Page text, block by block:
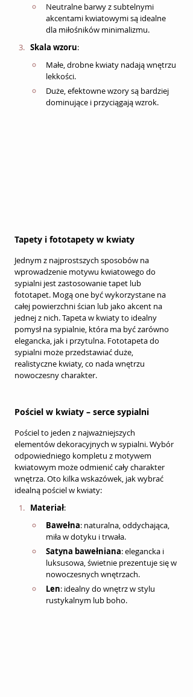
Neutralne barwy z subtelnymi
akcentami kwiatowymi są idealne
dla miłośników minimalizmu.
Skala wzoru:
Małe, drobne kwiaty nadają wnętrzu
lekkości.
Duże, efektowne wzory są bardziej
dominujące i przyciągają wzrok.
Tapety i fototapety w kwiaty
Jednym z najprostszych sposobów na
wprowadzenie motywu kwiatowego do
sypialni jest zastosowanie tapet lub
fototapet. Mogą one być wykorzystane na
całej powierzchni ścian lub jako akcent na
jednej z nich. Tapeta w kwiaty to idealny
pomysł na sypialnie, która ma być zarówno
elegancka, jak i przytulna. Fototapeta do
sypialni może przedstawiać duże,
realistyczne kwiaty, co nada wnętrzu
nowoczesny charakter.
Pościel w kwiaty – serce sypialni
Pościel to jeden z najważniejszych
elementów dekoracyjnych w sypialni. Wybór
odpowiedniego kompletu z motywem
kwiatowym może odmienić cały charakter
wnętrza. Oto kilka wskazówek, jak wybrać
idealną pościel w kwiaty:
Materiał:
Bawełna: naturalna, oddychająca,
miła w dotyku i trwała.
Satyna bawełniana: elegancka i
luksusowa, świetnie prezentuje się w
nowoczesnych wnętrzach.
Len: idealny do wnętrz w stylu
rustykalnym lub boho.